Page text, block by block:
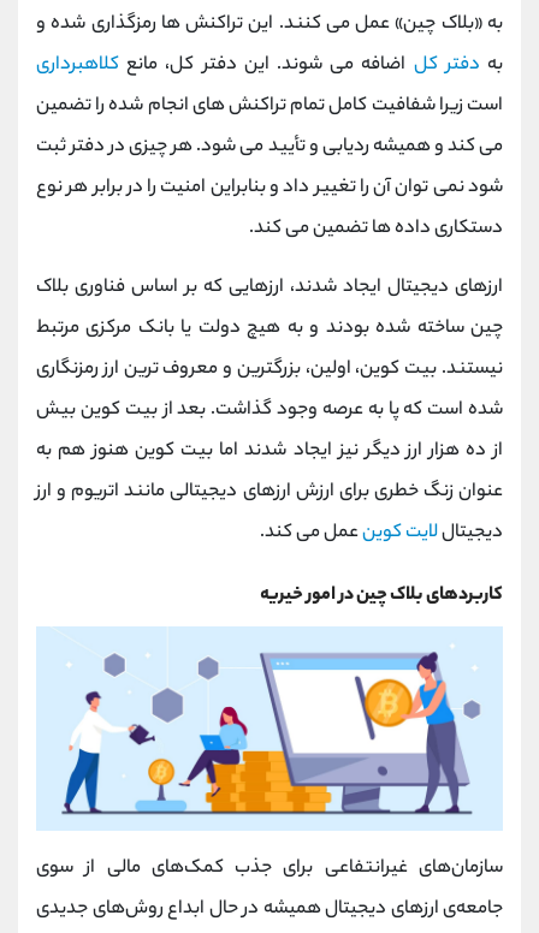
به «بلاک چین» عمل می‌ کنند. این تراکنش ‌ها رمزگذاری شده و
به دفتر کل اضافه می ‌شوند. این دفتر کل، مانع کلاهبرداری
است زیرا شفافیت کامل تمام تراکنش ‌های انجام ‌شده را تضمین
می ‌کند و همیشه ردیابی و تأیید می ‌شود. هر چیزی در دفتر ثبت
شود نمی توان آن را تغییر داد و بنابراین امنیت را در برابر هر نوع
دستکاری داده ها تضمین می کند.
ارزهای دیجیتال ایجاد شدند، ارزهایی که بر اساس فناوری بلاک
چین ساخته شده بودند و به هیچ دولت یا بانک مرکزی مرتبط
نیستند. بیت‌ کوین، اولین، بزرگترین و معروف‌ ترین ارز رمزنگاری‌
شده است که پا به عرصه وجود گذاشت. بعد از بیت کوین بیش
از ده هزار ارز دیگر نیز ایجاد شدند اما بیت کوین هنوز هم به‌
عنوان زنگ خطری برای ارزش ارزهای دیجیتالی مانند اتریوم و ارز
دیجیتاللایت‌ کوینعمل می ‌کند.
کاربردهای بلاک چین در امور خیریه
سازمان‌های غیرانتفاعی برای جذب کمک‌های مالی از سوی
جامعه‌ی ارزهای دیجیتال همیشه در حال ابداع روش‌های جدیدی